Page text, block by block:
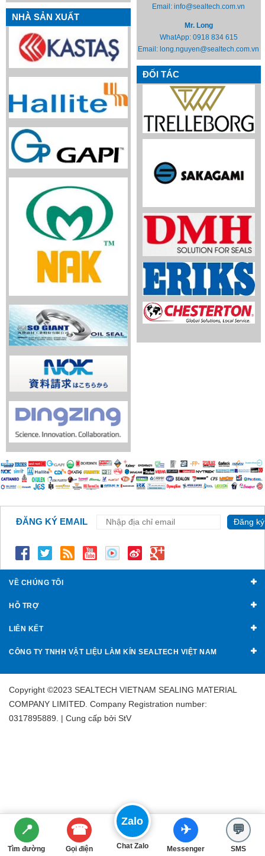
NHÀ SẢN XUẤT
Email:info@sealtech.com.vn
Mr. Long
WhatApp: 0918 834 615
Email: long.nguyen@sealtech.com.vn
ĐỐI TÁC
ĐĂNG KÝ EMAIL Đăng ký
VỀ CHÚNG TÔI
HỖ TRỢ
LIÊN KẾT
CÔNG TY TNHH VẬT LIỆU LÀM KÍN SEALTECH VIỆT NAM
Copyright ©2023 SEALTECH VIETNAM SEALING MATERIAL
COMPANY LIMITED. Company Registration number:
0317895889. | Cung cấp bởi StV
📍
Tìm đường
☎
Gọi điện
Zalo
Chat Zalo
✈
Messenger
💬
SMS